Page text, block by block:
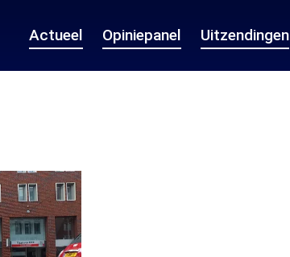
Actueel Opiniepanel Uitzendingen